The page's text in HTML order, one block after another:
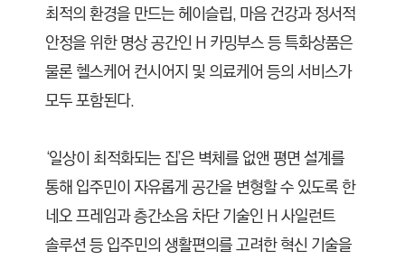
최적의 환경을 만드는 헤이슬립, 마음 건강과 정서적
안정을 위한 명상 공간인 H 카밍부스 등 특화상품은
물론 헬스케어 컨시어지 및 의료케어 등의 서비스가
모두 포함된다.
‘일상이 최적화되는 집’은 벽체를 없앤 평면 설계를
통해 입주민이 자유롭게 공간을 변형할 수 있도록 한
네오 프레임과 층간소음 차단 기술인 H 사일런트
솔루션 등 입주민의 생활편의를 고려한 혁신 기술을